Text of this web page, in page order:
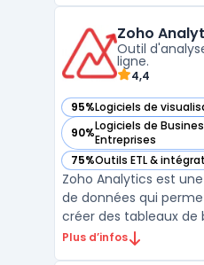
maintenance
Zoho
Outil
ligne.
4,4
95%Logiciels de
— voir Zoho Analytics
90%Logiciels de
Entreprises
— voir Zoho Analytics
75%Outils ETL &
— voir Zoho Analytics
Zoho Analytics est
de données qui
créer des tableaux
des reporting
Plus d’infos